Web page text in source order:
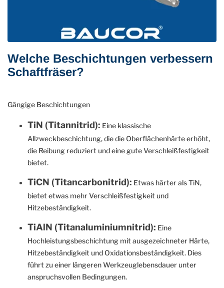
Welche Beschichtungen verbessern
Schaftfräser?
Gängige Beschichtungen
TiN (Titannitrid): Eine klassische
Allzweckbeschichtung, die die Oberflächenhärte erhöht,
die Reibung reduziert und eine gute Verschleißfestigkeit
bietet.
TiCN (Titancarbonitrid): Etwas härter als TiN,
bietet etwas mehr Verschleißfestigkeit und
Hitzebeständigkeit.
TiAlN (Titanaluminiumnitrid): Eine
Hochleistungsbeschichtung mit ausgezeichneter Härte,
Hitzebeständigkeit und Oxidationsbeständigkeit. Dies
führt zu einer längeren Werkzeuglebensdauer unter
anspruchsvollen Bedingungen.